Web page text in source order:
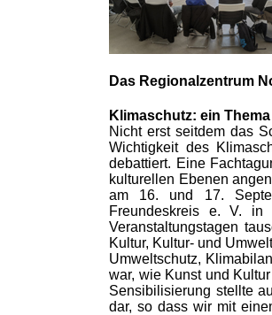
Das Regionalzentrum
Klimaschutz: ein
Nicht erst seitdem das
Wichtigkeit des
debattiert. Eine
kulturellen Ebenen
am 16. und 17.
Freundeskreis e. V. in
Veranstaltungstagen
Kultur, Kultur- und
Umweltschutz,
war, wie Kunst und
Sensibilisierung stellte
dar, so dass wir mit